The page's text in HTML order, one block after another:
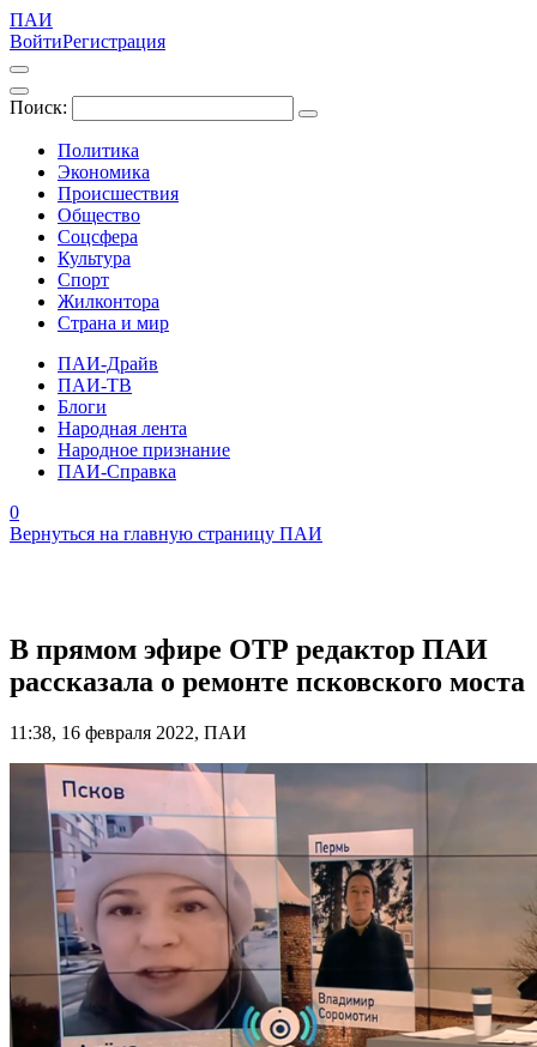
ПАИ
ВойтиРегистрация
Поиск:
Политика
Экономика
Происшествия
Общество
Соцсфера
Культура
Спорт
Жилконтора
Страна и мир
ПАИ-Драйв
ПАИ-ТВ
Блоги
Народная лента
Народное признание
ПАИ-Справка
0
Вернуться на главную страницу ПАИ
В прямом эфире ОТР редактор ПАИ
рассказала о ремонте псковского моста
11:38, 16 февраля 2022, ПАИ